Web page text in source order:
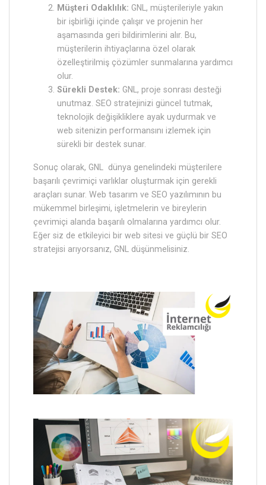
Müşteri Odaklılık: GNL, müşterileriyle yakın
bir işbirliği içinde çalışır ve projenin her
aşamasında geri bildirimlerini alır. Bu,
müşterilerin ihtiyaçlarına özel olarak
özelleştirilmiş çözümler sunmalarına yardımcı
olur.
Sürekli Destek: GNL, proje sonrası desteği
unutmaz. SEO stratejinizi güncel tutmak,
teknolojik değişikliklere ayak uydurmak ve
web sitenizin performansını izlemek için
sürekli bir destek sunar.
Sonuç olarak, GNL dünya genelindeki müşterilere
başarılı çevrimiçi varlıklar oluşturmak için gerekli
araçları sunar. Web tasarım ve SEO yazılımının bu
mükemmel birleşimi, işletmelerin ve bireylerin
çevrimiçi alanda başarılı olmalarına yardımcı olur.
Eğer siz de etkileyici bir web sitesi ve güçlü bir SEO
stratejisi arıyorsanız, GNL düşünmelisiniz.